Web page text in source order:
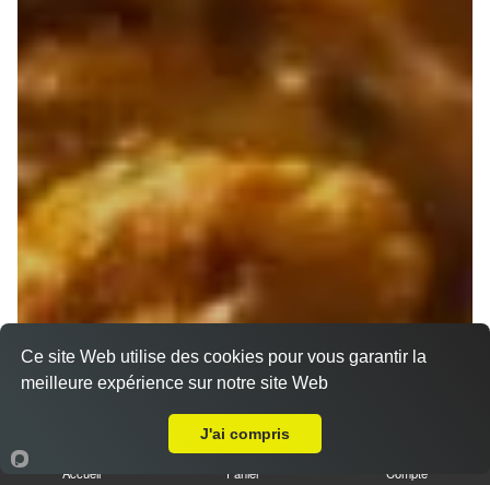
Accueil Panier Compte
Ce site Web utilise des cookies pour vous garantir la
meilleure expérience sur notre site Web
J'ai compris